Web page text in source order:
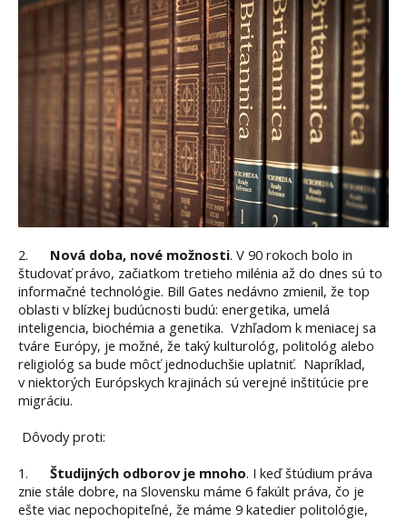
2. Nová doba, nové možnosti. V 90 rokoch bolo in
študovať právo, začiatkom tretieho milénia až do dnes sú to
informačné technológie. Bill Gates nedávno zmienil, že top
oblasti v blízkej budúcnosti budú: energetika, umelá
inteligencia, biochémia a genetika. Vzhľadom k meniacej sa
tváre Európy, je možné, že taký kulturológ, politológ alebo
religiológ sa bude môcť jednoduchšie uplatniť. Napríklad,
v niektorých Európskych krajinách sú verejné inštitúcie pre
migráciu.
Dôvody proti:
1. Študijných odborov je mnoho. I keď štúdium práva
znie stále dobre, na Slovensku máme 6 fakúlt práva, čo je
ešte viac nepochopiteľné, že máme 9 katedier politológie,